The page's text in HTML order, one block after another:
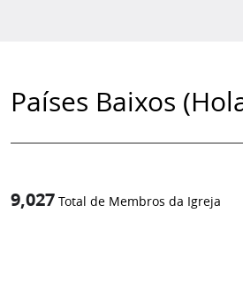
Países Baixos
9,027 Total de Membros da Igreja